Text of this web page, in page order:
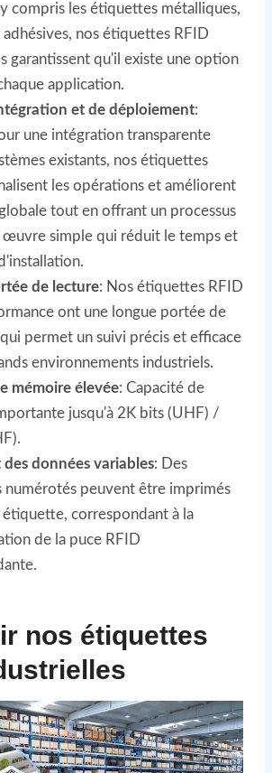
compris les étiquettes métalliques,
nos étiquettes RFID
garantissent qu'il existe une option
application.
et de déploiement:
une intégration transparente
existants, nos étiquettes
les opérations et améliorent
tout en offrant un processus
œuvre simple qui réduit le temps et
de lecture: Nos étiquettes RFID
ont une longue portée de
permet un suivi précis et efficace
environnements industriels.
mémoire élevée: Capacité de
jusqu'à 2K bits (UHF) /
données variables: Des
numérotés peuvent être imprimés
étiquette, correspondant à la
de la puce RFID
nos étiquettes